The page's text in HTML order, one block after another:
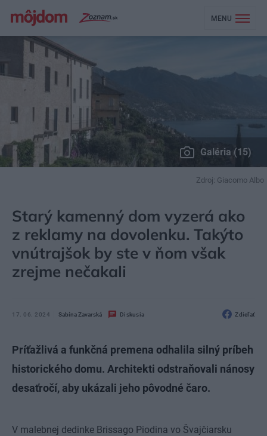
MENU
Galéria (15)
Zdroj: Giacomo Albo
Starý kamenný dom vyzerá ako
z reklamy na dovolenku. Takýto
vnútrajšok by ste v ňom však
zrejme nečakali
17. 06. 2024 Sabína Zavarská Diskusia Zdieľať
Príťažlivá a funkčná premena odhalila silný príbeh
historického domu. Architekti odstraňovali nánosy
desaťročí, aby ukázali jeho pôvodné čaro.
V malebnej dedinke Brissago Piodina vo Švajčiarsku